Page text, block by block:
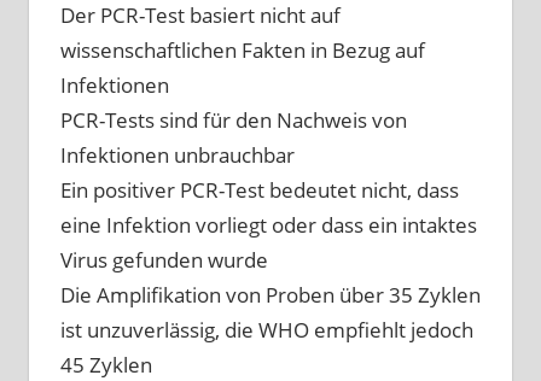
Der PCR-Test basiert nicht auf
wissenschaftlichen Fakten in Bezug auf
Infektionen
PCR-Tests sind für den Nachweis von
Infektionen unbrauchbar
Ein positiver PCR-Test bedeutet nicht, dass
eine Infektion vorliegt oder dass ein intaktes
Virus gefunden wurde
Die Amplifikation von Proben über 35 Zyklen
ist unzuverlässig, die WHO empfiehlt jedoch
45 Zyklen